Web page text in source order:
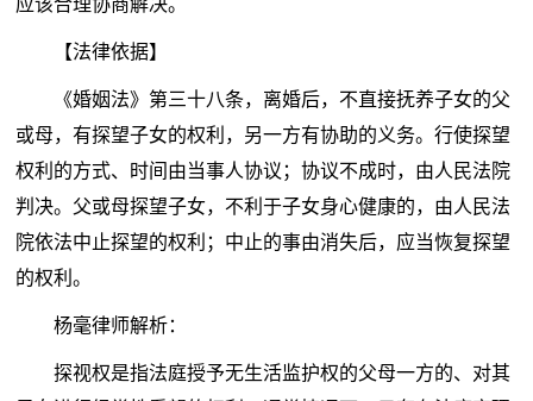
应该合理协商解决。
【法律依据】
《婚姻法》第三十八条，离婚后，不直接抚养子女的父
或母，有探望子女的权利，另一方有协助的义务。行使探望
权利的方式、时间由当事人协议；协议不成时，由人民法院
判决。父或母探望子女，不利于子女身心健康的，由人民法
院依法中止探望的权利；中止的事由消失后，应当恢复探望
的权利。
杨毫律师解析：
探视权是指法庭授予无生活监护权的父母一方的、对其